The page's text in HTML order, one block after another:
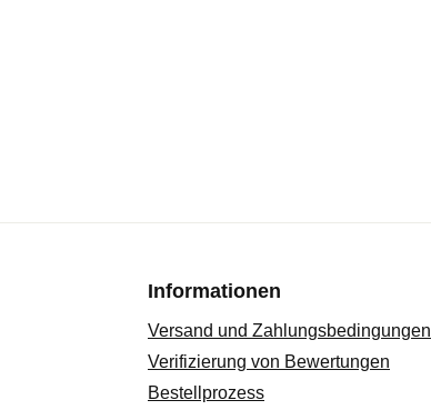
Informationen
Versand und Zahlungsbedingungen
Verifizierung von Bewertungen
Bestellprozess